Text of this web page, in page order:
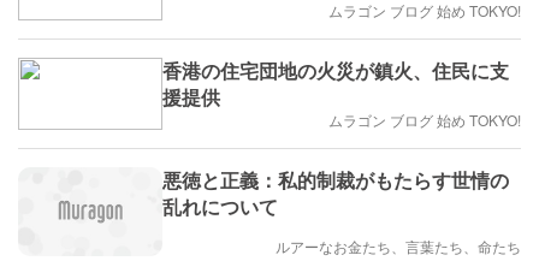
ムラゴン ブログ 始め TOKYO!
香港の住宅団地の火災が鎮火、住民に支
援提供
ムラゴン ブログ 始め TOKYO!
悪徳と正義：私的制裁がもたらす世情の
乱れについて
ルアーなお金たち、言葉たち、命たち